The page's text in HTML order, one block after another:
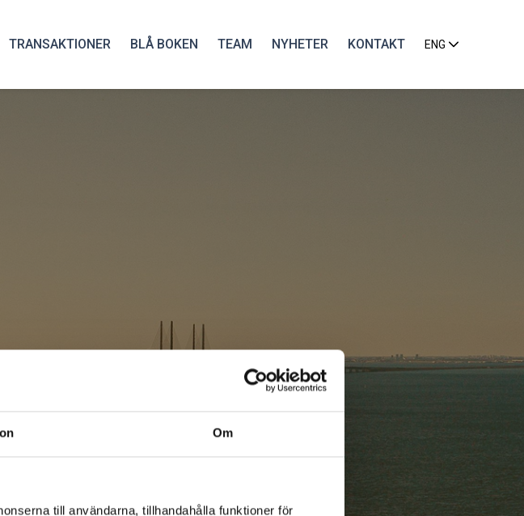
Om
till användarna, tillhandahålla funktioner för
TRANSAKTIONER BLÅ BOKEN TEAM NYHETER KONTAKT ENG